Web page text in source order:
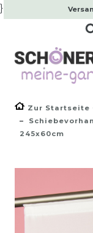
}
Zur Startseite
245x60cm